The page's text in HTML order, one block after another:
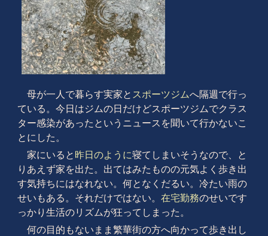
母が一人で暮らす実家と スポーツジムへ隔週で行っ
ている。今日はジムの日だけどスポーツジムでクラス
ター感染があったというニュースを聞いて行かないこ
とにした。
家にいると 昨日のように寝てしまいそうなので、と
りあえず家を出た。出てはみたものの元気よく歩き出
す気持ちにはなれない。何となくだるい。冷たい雨の
せいもある。それだけではない。 在宅勤務のせいです
っかり生活のリズムが狂ってしまった。
何の目的もないまま繁華街の方へ向かって歩き出し